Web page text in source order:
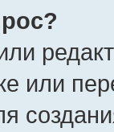
или